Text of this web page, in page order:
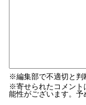
編集部で不適切と判
寄せられたコメン
能性がございます。予